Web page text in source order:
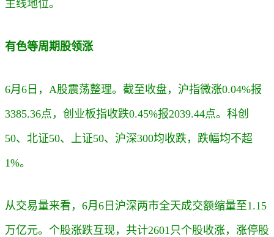
主线地位。
有色等周期股领涨
6月6日，A股震荡整理。 截至收盘，沪指微涨0.04%报
3385.36点，创业板指收跌0.45%报2039.44点。科创
50、北证50、上证50、沪深300均收跌，跌幅均不超
1%。
从交易量来看，6月6日沪深两市全天成交额缩量至1.15
万亿元。个股涨跌互现，共计2601只个股收涨，涨停股